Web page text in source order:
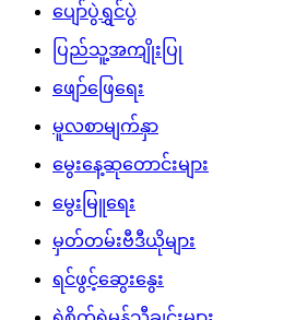
ပျော်ပွဲရွှင်ပွဲ
ပြည်သူ့အကျိုးပြု
ဖျော်ဖြေရေး
မူလစာမျက်နှာ
မွေးနေ့ဆုတောင်းများ
မွေးမြူရေး
မှတ်တမ်းဗီဒီယိုများ
ရင်ဖွင့်ဆွေးနွေး